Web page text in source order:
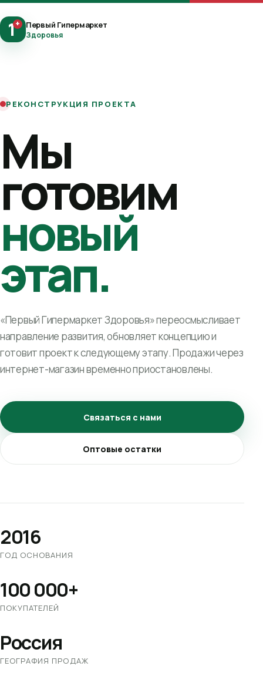
1+ Первый Гипермаркет
Здоровья
РЕКОНСТРУКЦИЯ ПРОЕКТА
Мы
готовим
новый
этап.
«Первый Гипермаркет Здоровья» переосмысливает
направление развития, обновляет концепцию и
готовит проект к следующему этапу. Продажи через
интернет-магазин временно приостановлены.
Связаться с нами
Оптовые остатки
2016
ГОД ОСНОВАНИЯ
100 000+
ПОКУПАТЕЛЕЙ
Россия
ГЕОГРАФИЯ ПРОДАЖ